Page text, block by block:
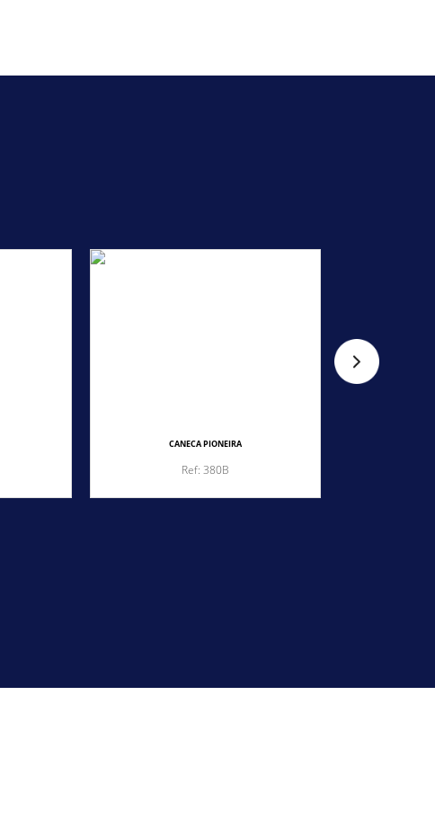
CANECA PIONEIRA
Ref: 380B